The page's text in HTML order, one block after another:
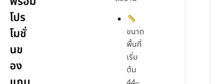
โปร
โมชั่
นข
อง
ขนาด
พื้นที่
เริ่ม
ต้น